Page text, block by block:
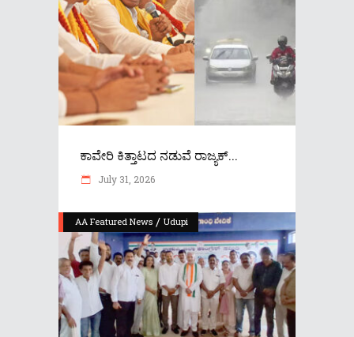
ಕಾವೇರಿ ಕಿತ್ತಾಟದ ನಡುವೆ ರಾಜ್ಯಕ್...
July 31, 2026
AA Featured News / Udupi